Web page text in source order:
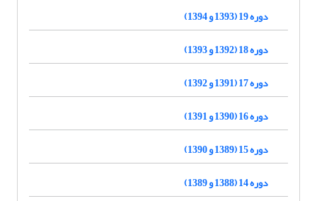
دوره 19 (1393 و 1394)
دوره 18 (1392 و 1393)
دوره 17 (1391 و 1392)
دوره 16 (1390 و 1391)
دوره 15 (1389 و 1390)
دوره 14 (1388 و 1389)